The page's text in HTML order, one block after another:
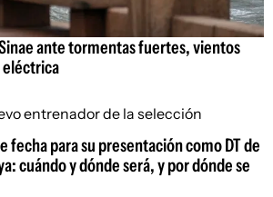
ante tormentas fuertes, vientos
eléctrica
fecha para su presentación como DT de
cuándo y dónde será, y por dónde se